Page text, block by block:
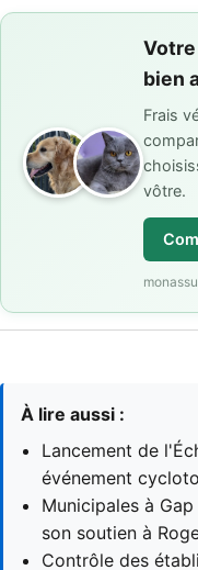
bien
Frais
vôtre.
À lire aussi :
Lancement de
événement
Municipales à
son soutien à
Contrôle des